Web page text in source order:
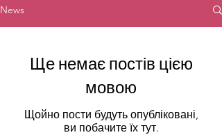
News
Ще немає постів цією
мовою
Щойно пости будуть опубліковані,
ви побачите їх тут.